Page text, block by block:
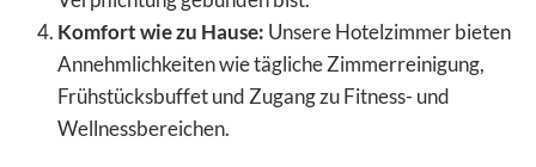
Komfort wie zu Hause: Unsere Hotelzimmer bieten
Annehmlichkeiten wie tägliche Zimmerreinigung,
Frühstücksbuffet und Zugang zu Fitness- und
Wellnessbereichen.